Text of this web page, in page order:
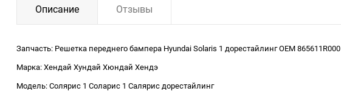
Описание Отзывы
Запчасть: Решетка переднего бампера Hyundai Solaris 1 дорестайлинг OEM 865611R000
Марка: Хендай Хундай Хюндай Хендэ
Модель: Солярис 1 Соларис 1 Салярис дорестайлинг